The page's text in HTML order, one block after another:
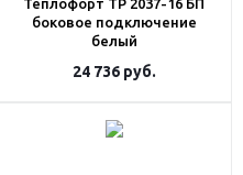
Теплофорт ТР 2037-16 БП
боковое подключение
белый
24 736руб.